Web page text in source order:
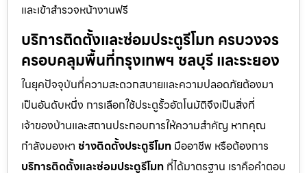
และเข้าสำรวจหน้างานฟรี
บริการติดตั้งและซ่อมประตูรีโมท ครบวงจร
ครอบคลุมพื้นที่กรุงเทพฯ ชลบุรี และระยอง
ในยุคปัจจุบันที่ความสะดวกสบายและความปลอดภัยต้องมา
เป็นอันดับหนึ่ง การเลือกใช้ประตูรั้วอัตโนมัติจึงเป็นสิ่งที่
เจ้าของบ้านและสถานประกอบการให้ความสำคัญ หากคุณ
กำลังมองหา ช่างติดตั้งประตูรีโมท มืออาชีพ หรือต้องการ
บริการติดตั้งและซ่อมประตูรีโมท ที่ได้มาตรฐาน เราคือคำตอบ